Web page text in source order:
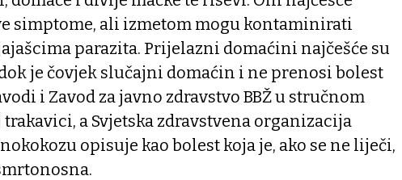
simptome, ali izmetom mogu kontaminirati
parazita. Prijelazni domaćini najčešće su
je čovjek slučajni domaćin i ne prenosi bolest
i Zavod za javno zdravstvo BBŽ u stručnom
a Svjetska zdravstvena organizacija
opisuje kao bolest koja je, ako se ne liječi,